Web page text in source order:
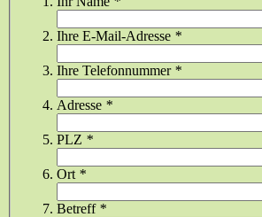
Ihre E-Mail-Adresse *
Ihre Telefonnummer *
Adresse *
PLZ *
Ort *
Betreff *